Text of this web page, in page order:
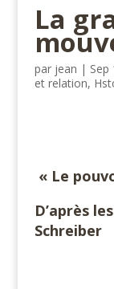
La
par jean | Sep
et relation,
« Le
D’après
Schreiber